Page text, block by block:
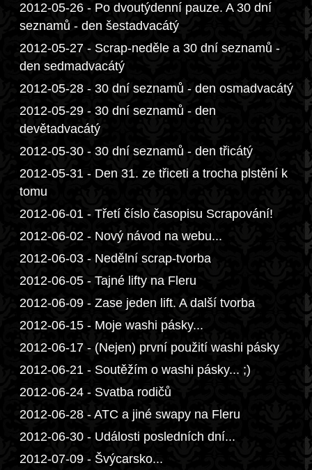
2012-05-26 - Po dvoutýdenní pauze. A 30 dní
seznamů - den šestadvacátý
2012-05-27 - Scrap-neděle a 30 dní seznamů -
den sedmadvacátý
2012-05-28 - 30 dní seznamů - den osmadvacátý
2012-05-29 - 30 dní seznamů - den
devětadvacátý
2012-05-30 - 30 dní seznamů - den třicátý
2012-05-31 - Den 31. ze třiceti a trocha plstění k
tomu
2012-06-01 - Třetí číslo časopisu Scrapování!
2012-06-02 - Nový návod na webu...
2012-06-03 - Nedělní scrap-tvorba
2012-06-05 - Tajné lifty na Fleru
2012-06-09 - Zase jeden lift. A další tvorba
2012-06-15 - Moje washi pásky...
2012-06-17 - (Nejen) první použití washi pásky
2012-06-21 - Soutěžím o washi pásky... ;)
2012-06-24 - Svatba rodičů
2012-06-28 - ATC a jiné swapy na Fleru
2012-06-30 - Události posledních dní...
2012-07-09 - Švýcarsko...